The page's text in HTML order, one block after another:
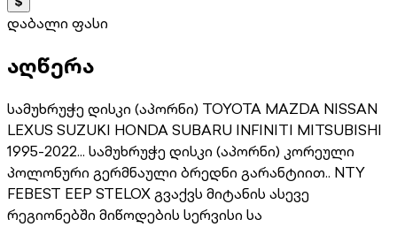
დაბალი ფასი
აღწერა
სამუხრუჭე დისკი (აპორნი) TOYOTA MAZDA NISSAN
LEXUS SUZUKI HONDA SUBARU INFINITI MITSUBISHI
1995-2022... სამუხრუჭე დისკი (აპორნი) კორეული
პოლონური გერმნაული ბრედნი გარანტიით.. NTY
FEBEST EEP STELOX გვაქვს მიტანის ასევე
რეგიონებში მიწოდების სერვისი სა